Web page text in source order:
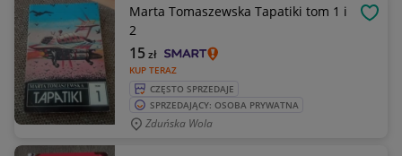
Marta Tomaszewska Tapatiki tom 1 i
2
KUP TERAZ
15zł
CZĘSTO SPRZEDAJE
SPRZEDAJĄCY: OSOBA PRYWATNA
Zduńska Wola